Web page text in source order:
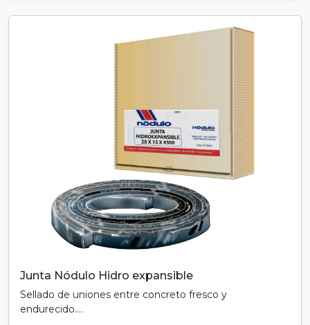
Junta Nódulo Hidro expansible
Sellado de uniones entre concreto fresco y
endurecido....